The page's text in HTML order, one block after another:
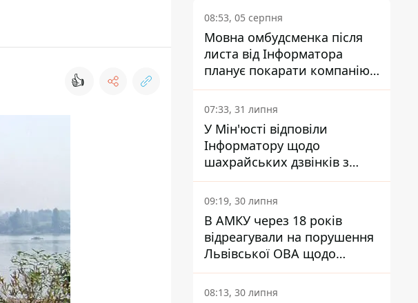
👍
08:53, 05 серпня
Мовна омбудсменка після
листа від Інформатора
планує покарати компанію-
підрядника ПриватБанку
07:33, 31 липня
У Мін'юсті відповіли
Інформатору щодо
шахрайських дзвінків з
камери Сумського СІЗО так,
що ніхто нічого не зрозумів
09:19, 30 липня
В АМКУ через 18 років
відреагували на порушення
Львівської ОВА щодо
харчування у закладах
освіти
08:13, 30 липня